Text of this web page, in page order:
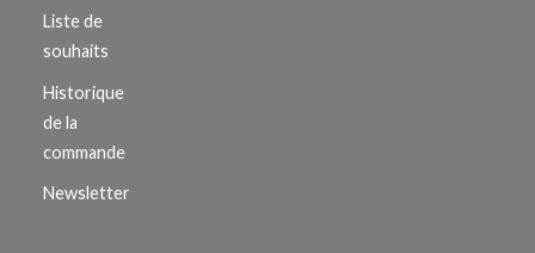
Liste de
souhaits
Historique
de la
commande
Newsletter